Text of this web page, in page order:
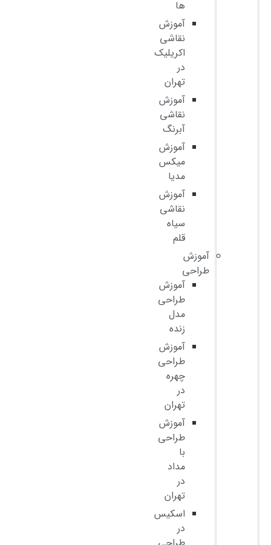
ها
آموزش
نقاشی
اکریلیک
در
تهران
آموزش
نقاشی
آبرنگ
آموزش
میکس
مدیا
آموزش
نقاشی
سیاه
قلم
آموزش
طراحی
آموزش
طراحی
مدل
زنده
آموزش
طراحی
چهره
در
تهران
آموزش
طراحی
با
مداد
در
تهران
اسکیس
در